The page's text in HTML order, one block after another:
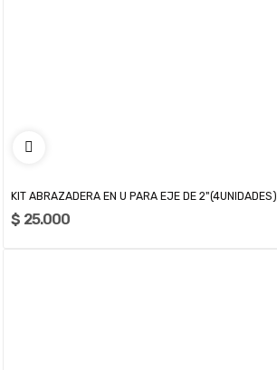
KIT ABRAZADERA EN U PARA EJE DE 2"(4UNIDADES)
$ 25.000